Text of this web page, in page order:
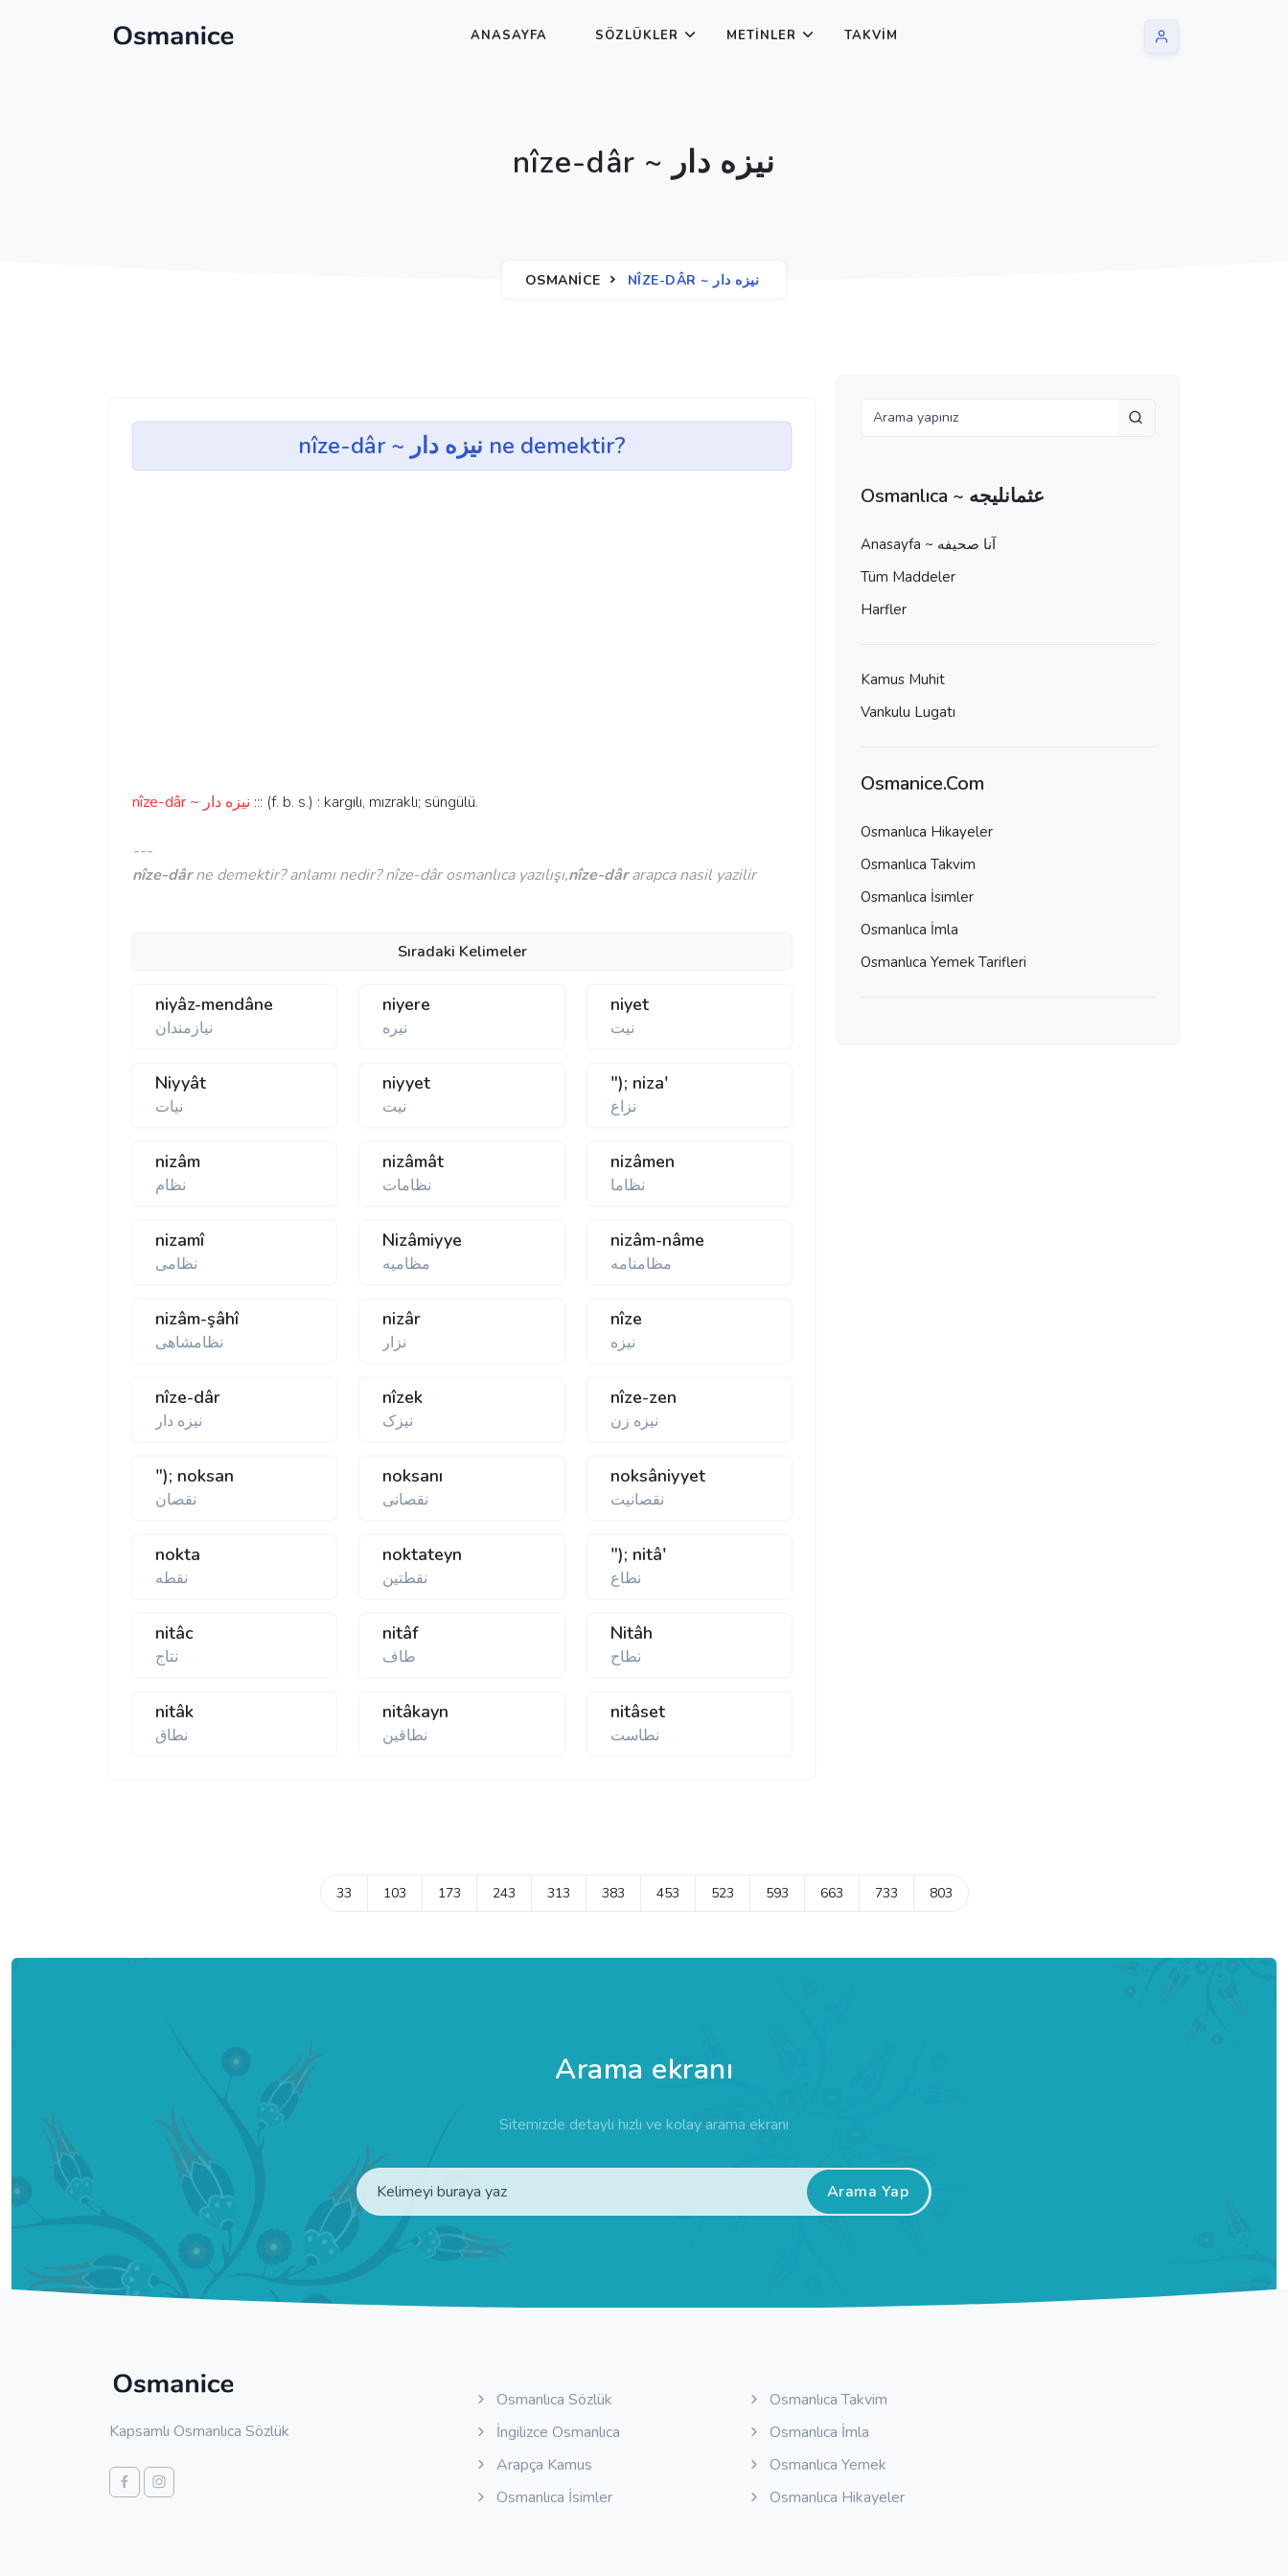
ANASAYFA SÖZLÜKLER METINLER TAKVIM
nîze-dâr ~ نيزه دار
OSMANICE NÎZE-DÂR ~ نيزه دار
nîze-dâr ~ نيزه دار ne demektir?
nîze-dâr ~ نيزه دار ::: (f. b. s.) : kargılı, mızraklı; süngülü.
---
nîze-dârne demektir? anlamı nedir? nîze-dâr osmanlıca yazılışı,nîze-dârarapca nasil yazilir
Sıradaki Kelimeler
niyâz-mendâne
نيازمندان
niyere
نيره
niyet
نيت
Niyyât
نيات
niyyet
نيت
"); niza'
نزاع
nizâm
نظام
nizâmât
نظامات
nizâmen
نظاما
nizamî
نظامی
Nizâmiyye
مظاميه
nizâm-nâme
مظامنامه
nizâm-şâhî
نظامشاهی
nizâr
نزار
nîze
نيزه
nîze-dâr
نيزه دار
nîzek
نيزک
nîze-zen
نيزه زن
"); noksan
نقصان
noksanı
نقصانی
noksâniyyet
نقصانيت
nokta
نقطه
noktateyn
نقطتين
"); nitâ'
نطاع
nitâc
نتاج
nitâf
طاف
Nitâh
نطاح
nitâk
نطاق
nitâkayn
نطاقين
nitâset
نطاست
Osmanlıca ~ عثمانليجه
Anasayfa ~ آنا صحيفه
Tüm Maddeler
Harfler
Kamus Muhit
Vankulu Lugatı
Osmanice.Com
Osmanlıca Hikayeler
Osmanlıca Takvim
Osmanlıca İsimler
Osmanlıca İmla
Osmanlıca Yemek Tarifleri
33 103 173 243 313 383 453 523 593 663 733 803
Arama ekranı
Sitemizde detaylı hızlı ve kolay arama ekranı
Arama Yap
Kapsamlı Osmanlıca Sözlük
Osmanlıca Sözlük
İngilizce Osmanlıca
Arapça Kamus
Osmanlıca İsimler
Osmanlıca Takvim
Osmanlıca İmla
Osmanlıca Yemek
Osmanlıca Hikayeler